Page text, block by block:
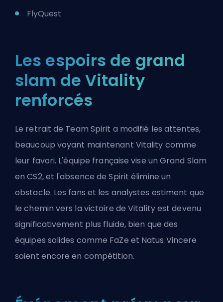
FlyQuest
Les espoirs de grand
slam de Vitality
renforcés
Le retrait de Team Spirit a modifié les attentes,
beaucoup voyant maintenant Vitality comme
leur favori. L'équipe française vise un Grand Slam
en CS2, et l'absence de Spirit élimine un
obstacle. Les fans et les analystes estiment que
le chemin vers la victoire de Vitality est devenu
significativement plus fluide, bien que des
équipes solides comme FaZe et Natus Vincere
soient encore en compétition.